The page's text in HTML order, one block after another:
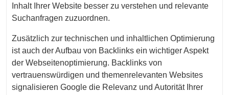
Inhalt Ihrer Website besser zu verstehen und relevante
Suchanfragen zuzuordnen.
Zusätzlich zur technischen und inhaltlichen Optimierung
ist auch der Aufbau von Backlinks ein wichtiger Aspekt
der Webseitenoptimierung. Backlinks von
vertrauenswürdigen und themenrelevanten Websites
signalisieren Google die Relevanz und Autorität Ihrer